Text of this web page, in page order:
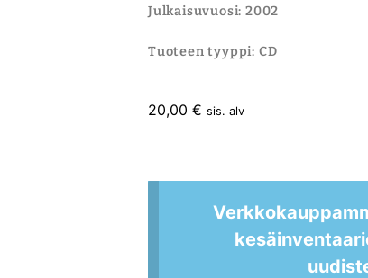
Julkaisuvuosi: 2002
Tuoteen tyyppi: CD
20,00 € sis. alv